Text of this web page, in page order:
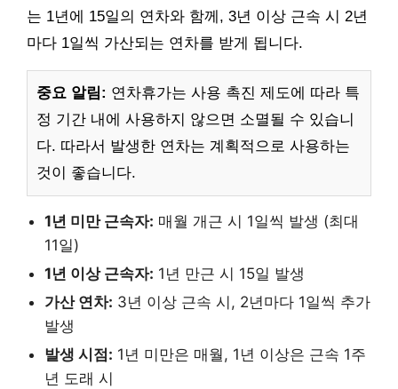
는 1년에 15일의 연차와 함께, 3년 이상 근속 시 2년
마다 1일씩 가산되는 연차를 받게 됩니다.
중요 알림: 연차휴가는 사용 촉진 제도에 따라 특
정 기간 내에 사용하지 않으면 소멸될 수 있습니
다. 따라서 발생한 연차는 계획적으로 사용하는
것이 좋습니다.
1년 미만 근속자: 매월 개근 시 1일씩 발생 (최대
11일)
1년 이상 근속자: 1년 만근 시 15일 발생
가산 연차: 3년 이상 근속 시, 2년마다 1일씩 추가
발생
발생 시점: 1년 미만은 매월, 1년 이상은 근속 1주
년 도래 시